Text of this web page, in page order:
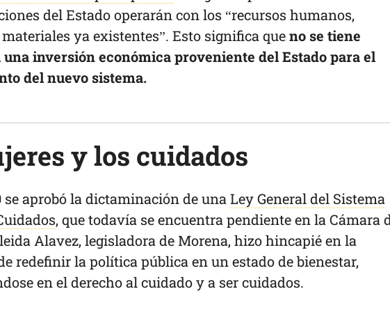
del Estado operarán con los “recursos humanos,
ya existentes”. Esto significa queno se tiene
inversión económica proveniente del Estado para el
del nuevo sistema.
y los cuidados
se aprobó la dictaminación de una Ley General del Sistema
, que todavía se encuentra pendiente en la Cámara
Alavez, legisladora de Morena, hizo hincapié en la
redefinir la política pública en un estado de bienestar,
en el derecho al cuidado y a ser cuidados.